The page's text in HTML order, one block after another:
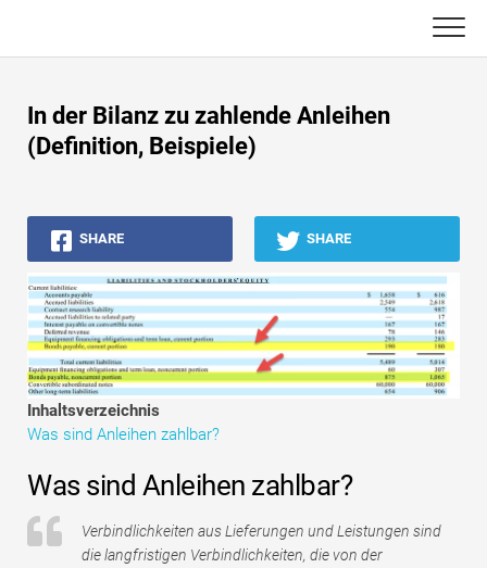
content
Buchhaltungs-Tutorials
Excel, VBA & Power BI
Investment Banking Tutorials
Top Bücher
Finanzkarriere-Leitfäden
Vollständige Form
In der Bilanz zu zahlende Anleihen
(Definition, Beispiele)
SHARE SHARE
Inhaltsverzeichnis
Was sind Anleihen zahlbar?
Was sind Anleihen zahlbar?
Verbindlichkeiten aus Lieferungen und Leistungen sind
die langfristigen Verbindlichkeiten, die von der